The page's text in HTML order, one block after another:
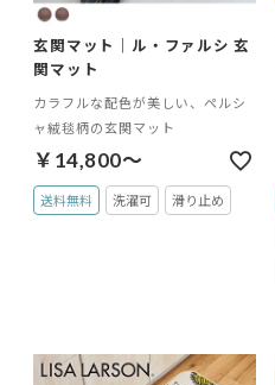
玄関マット｜ル・ファルシ 玄
関マット
カラフルな配色が美しい、ペルシ
ャ絨毯柄の玄関マット
￥14,800～
送料無料 洗濯可 滑り止め